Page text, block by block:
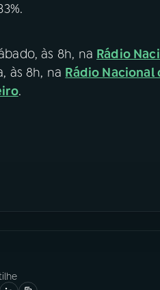
às 8h, na Rádio
às 8h, na Rádio Nacional
.